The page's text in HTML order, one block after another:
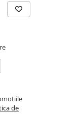
de